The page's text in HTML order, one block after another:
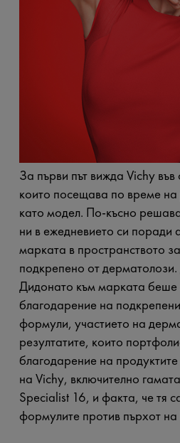
За първи път вижда Vichy
които посещава по време на
като модел. По-късно
ни в ежедневието си поради
марката в пространството
подкрепено от
Дидонато към марката беше
благодарение на
формули, участието на
резултатите, които
благодарение на
на Vichy, включително
Specialist 16, и факта, че тя
формулите против пърхот